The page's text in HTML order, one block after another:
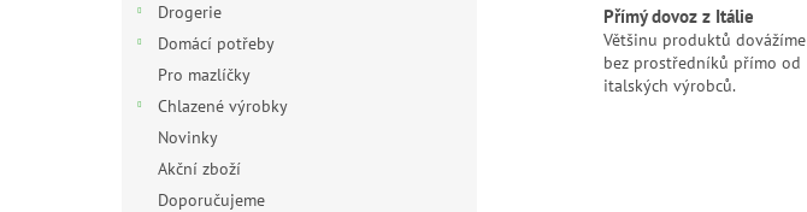
Drogerie
Domácí potřeby
Pro mazlíčky
Chlazené výrobky
Novinky
Akční zboží
Doporučujeme
Přímý dovoz z Itálie
Většinu produktů dovážíme
bez prostředníků přímo od
italských výrobců.